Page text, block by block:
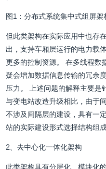
图1：分布式系统集中式组屏架
但此类架构在实际应用中也存
出，支持车厢层运行的电力载
更多的控制资源。 在多线程数
疑会增加数据信息传输的冗余
压力。 上述问题的解释主要是
与变电站改造升级相比，由于
不涉及间隔层的建设，具有一
站的实际建设形式选择结构组成
2、去中心化一体化架构
此类架构具有分层化、模块化